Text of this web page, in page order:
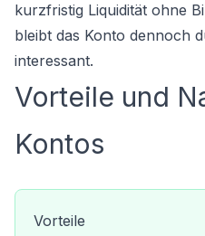
kurzfristig Liquidität ohne
bleibt das Konto dennoch
interessant.
Vorteile und
Kontos
Vorteile